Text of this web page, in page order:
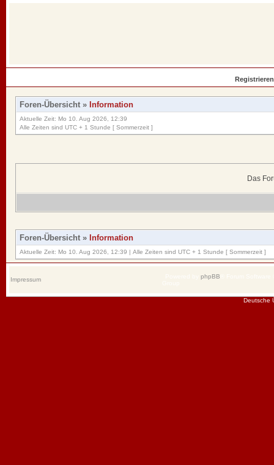
Registrieren
Foren-Übersicht » Information
Aktuelle Zeit: Mo 10. Aug 2026, 12:39
Alle Zeiten sind UTC + 1 Stunde [ Sommerzeit ]
Das
Foren-Übersicht » Information
Aktuelle Zeit: Mo 10. Aug 2026, 12:39 | Alle Zeiten sind UTC + 1 Stunde [ Sommerzeit ]
Impressum phpBB
Deutsche